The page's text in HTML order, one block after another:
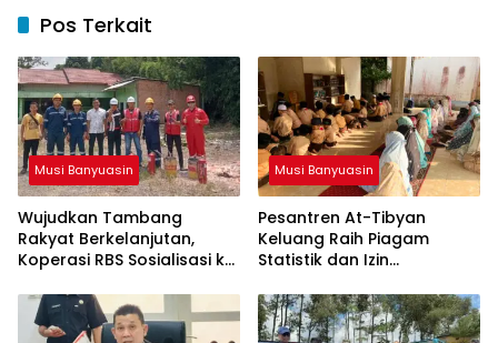
Pos Terkait
Musi Banyuasin
Wujudkan Tambang
Rakyat Berkelanjutan,
Koperasi RBS Sosialisasi ke
GEP
Musi Banyuasin
Pesantren At-Tibyan
Keluang Raih Piagam
Statistik dan Izin
Kemenag RI